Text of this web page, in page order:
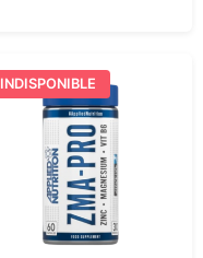
INDISPONIBLE